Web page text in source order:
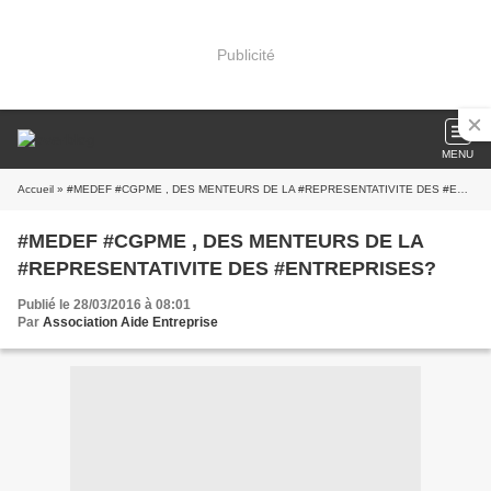
Publicité
MENU
Accueil » #MEDEF #CGPME , DES MENTEURS DE LA #REPRESENTATIVITE DES #ENTREPRISES?
#MEDEF #CGPME , DES MENTEURS DE LA
#REPRESENTATIVITE DES #ENTREPRISES?
Publié le 28/03/2016 à 08:01
Par Association Aide Entreprise